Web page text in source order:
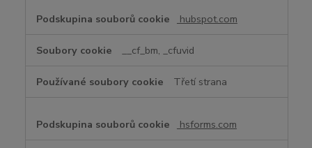
hubspot.com
__cf_bm, _cfuvid
Třetí strana
hsforms.com